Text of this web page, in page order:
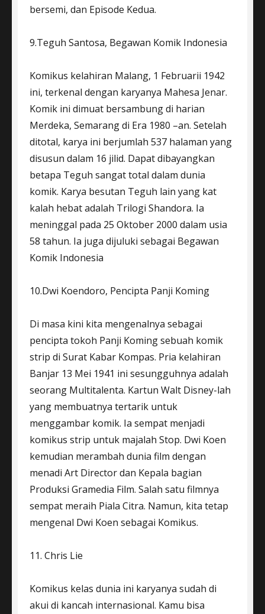
bersemi, dan Episode Kedua.
9.Teguh Santosa, Begawan Komik Indonesia
Komikus kelahiran Malang, 1 Februarii 1942
ini, terkenal dengan karyanya Mahesa Jenar.
Komik ini dimuat bersambung di harian
Merdeka, Semarang di Era 1980 –an. Setelah
ditotal, karya ini berjumlah 537 halaman yang
disusun dalam 16 jilid. Dapat dibayangkan
betapa Teguh sangat total dalam dunia
komik. Karya besutan Teguh lain yang kat
kalah hebat adalah Trilogi Shandora. Ia
meninggal pada 25 Oktober 2000 dalam usia
58 tahun. Ia juga dijuluki sebagai Begawan
Komik Indonesia
10.Dwi Koendoro, Pencipta Panji Koming
Di masa kini kita mengenalnya sebagai
pencipta tokoh Panji Koming sebuah komik
strip di Surat Kabar Kompas. Pria kelahiran
Banjar 13 Mei 1941 ini sesungguhnya adalah
seorang Multitalenta. Kartun Walt Disney-lah
yang membuatnya tertarik untuk
menggambar komik. Ia sempat menjadi
komikus strip untuk majalah Stop. Dwi Koen
kemudian merambah dunia film dengan
menadi Art Director dan Kepala bagian
Produksi Gramedia Film. Salah satu filmnya
sempat meraih Piala Citra. Namun, kita tetap
mengenal Dwi Koen sebagai Komikus.
11. Chris Lie
Komikus kelas dunia ini karyanya sudah di
akui di kancah internasional. Kamu bisa